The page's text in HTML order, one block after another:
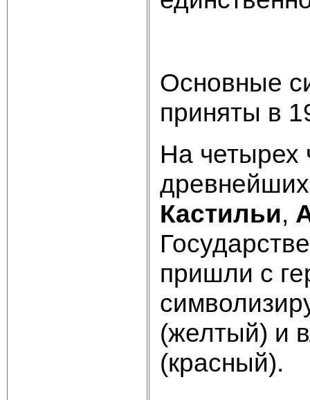
Основные
приняты в
На четырех
Кастильи,
пришли с
(желтый) и
(красный).